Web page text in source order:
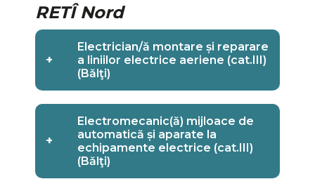
RETÎ Nord
+
Electrician/ă montare și reparare
a liniilor electrice aeriene (cat.III)
(Bălţi)
+
Electromecanic(ă) mijloace de
automatică și aparate la
echipamente electrice (cat.III)
(Bălţi)